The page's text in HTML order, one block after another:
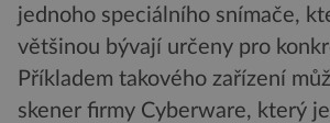
jednoho speciálního snímače,
většinou bývají určeny pro
Příkladem takového zařízení
skener firmy Cyberware, který